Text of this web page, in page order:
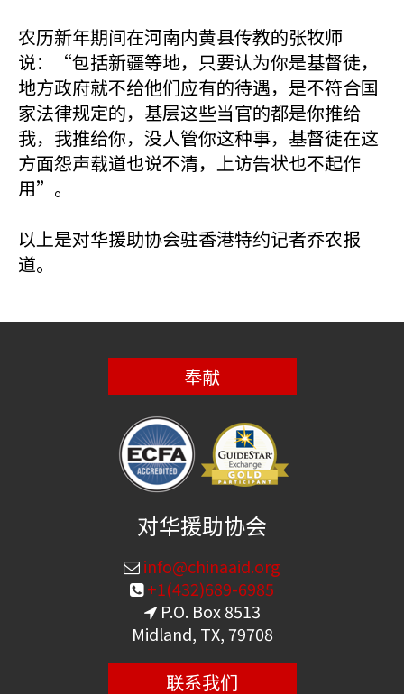
农历新年期间在河南内黄县传教的张牧师
说：“包括新疆等地，只要认为你是基督徒，
地方政府就不给他们应有的待遇，是不符合国
家法律规定的，基层这些当官的都是你推给
我，我推给你，没人管你这种事，基督徒在这
方面怨声载道也说不清，上访告状也不起作
用”。
以上是对华援助协会驻香港特约记者乔农报
道。
奉献
对华援助协会
info@chinaaid.org
+1(432)689-6985
P.O. Box 8513
Midland, TX, 79708
联系我们